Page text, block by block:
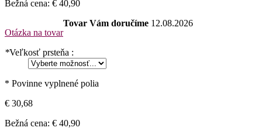
Bežná cena: € 40,90
Otázka na tovar
Tovar Vám doručíme 12.08.2026
*Veľkosť prsteňa :
* Povinne vyplnené polia
€ 30,68
Bežná cena: € 40,90